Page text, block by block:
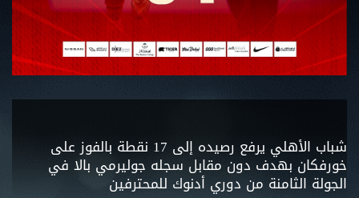
شباب الأهلي يرفع رصيده إلى 17 نقطة بالفوز على
خورفكان بهدف دون مقابل سجله جوليرمي بالا في
الجولة الثامنة من دوري أدنوك للمحترفين